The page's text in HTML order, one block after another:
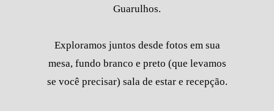
Guarulhos.
Exploramos juntos desde fotos em sua
mesa, fundo branco e preto (que levamos
se você precisar) sala de estar e recepção.